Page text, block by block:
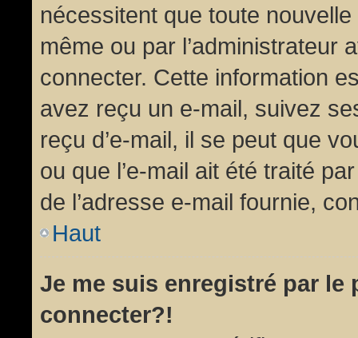
nécessitent que toute
même ou par l’administrateur
connecter. Cette information
avez reçu un e-mail, suivez
reçu d’e-mail, il se peut que
ou que l’e-mail ait été traité
de l’adresse e-mail fournie,
Haut
Je me suis enregistré par le
connecter?!